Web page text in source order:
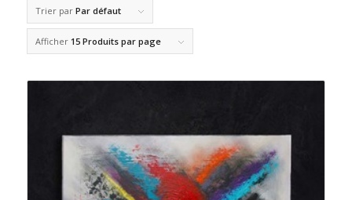
Trier par Par défaut
Afficher 15 Produits par page